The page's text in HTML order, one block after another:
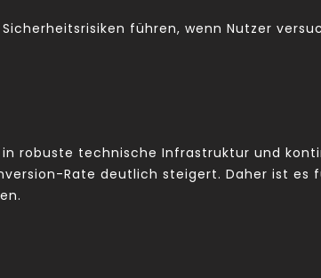
führen, wenn Nutzer
robuste technische Infrastruktur und
Rate deutlich steigert. Daher ist es